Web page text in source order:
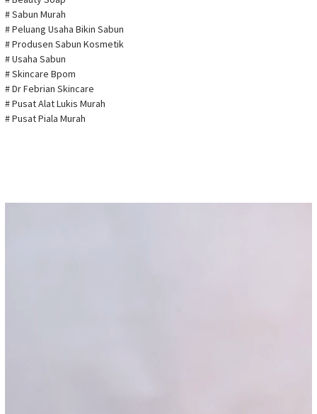
# Sabun Murah
# Peluang Usaha Bikin Sabun
# Produsen Sabun Kosmetik
# Usaha Sabun
# Skincare Bpom
# Dr Febrian Skincare
# Pusat Alat Lukis Murah
# Pusat Piala Murah